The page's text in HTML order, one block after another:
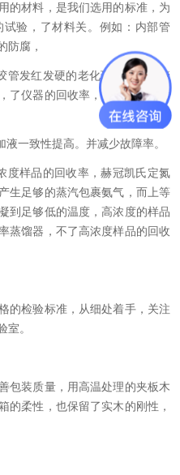
的材料，是我们选用的标准，为
验，了材料关。例如：内部管
防腐，
管发红发硬的老化现象和橡胶管
了仪器的回收率，尤其低浓度样
一致性提高。并减少故障率。
度样品的回收率，赫冠凯氏定氮
生足够的蒸汽包裹氨气，而上等
到足够低的温度，高浓度的样品
蒸馏器，不了高浓度样品的回收
的检验标准，从细处着手，关注
室。
包装质量，用高温处理的夹板木
的柔性，也保留了实木的刚性，